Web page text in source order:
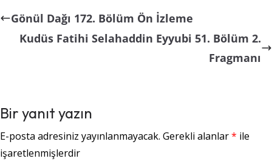
Gönül Dağı 172. Bölüm Ön İzleme
Kudüs Fatihi Selahaddin Eyyubi 51. Bölüm 2.
Fragmanı
Bir yanıt yazın
E-posta adresiniz yayınlanmayacak. Gerekli alanlar* ile
işaretlenmişlerdir